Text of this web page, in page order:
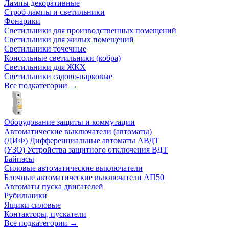
Лампы декоративные
Строб-лампы и светильники
Фонарики
Светильники для производственных помещений
Светильники для жилых помещений
Светильники точечные
Консольные светильники (кобра)
Светильники для ЖКХ
Светильники садово-парковые
Все подкатегории →
Оборудование защиты и коммутации
Автоматические выключатели (автоматы)
(ДИФ) Дифференциальные автоматы АВДТ
(УЗО) Устройства защитного отключения ВДТ
Байпасы
Силовые автоматические выключатели
Блочные автоматические выключатели АП50
Автоматы пуска двигателей
Рубильники
Ящики силовые
Контакторы, пускатели
Все подкатегории →